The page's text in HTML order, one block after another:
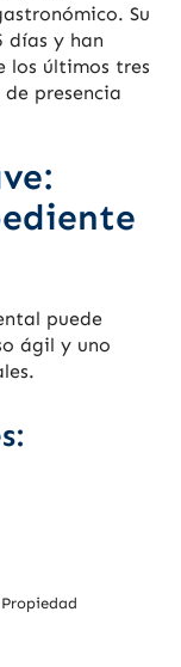
Su
días y han
los últimos tres
presencia
puede
ágil y uno